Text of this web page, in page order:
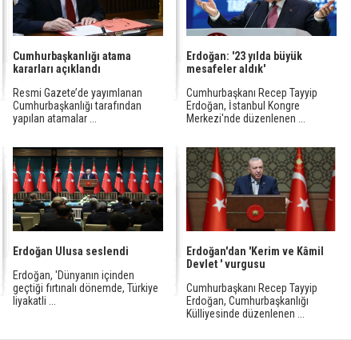
Cumhurbaşkanlığı atama
kararları açıklandı
Resmi Gazete’de yayımlanan
Cumhurbaşkanlığı tarafından
yapılan atamalar ...
Erdoğan: '23 yılda büyük
mesafeler aldık'
Cumhurbaşkanı Recep Tayyip
Erdoğan, İstanbul Kongre
Merkezi'nde düzenlenen ...
Erdoğan Ulusa seslendi
Erdoğan, 'Dünyanın içinden
geçtiği fırtınalı dönemde, Türkiye
liyakatli ...
Erdoğan'dan 'Kerim ve Kâmil
Devlet ' vurgusu
Cumhurbaşkanı Recep Tayyip
Erdoğan, Cumhurbaşkanlığı
Külliyesinde düzenlenen ...